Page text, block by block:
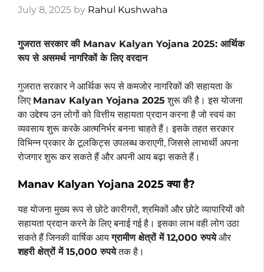
July 8, 2025 by Rahul Kushwaha
गुजरात सरकार की Manav Kalyan Yojana 2025: आर्थिक
रूप से असमर्थ नागरिकों के लिए वरदान
गुजरात सरकार ने आर्थिक रूप से कमजोर नागरिकों की सहायता के
लिए Manav Kalyan Yojana 2025 शुरू की है। इस योजना
का उद्देश्य उन लोगों को वित्तीय सहायता प्रदान करना है जो स्वयं का
व्यवसाय शुरू करके आत्मनिर्भर बनना चाहते हैं। इसके तहत सरकार
विभिन्न प्रकार के टूलकिट्स उपलब्ध कराएगी, जिससे लाभार्थी अपना
रोजगार शुरू कर सकते हैं और अपनी आय बढ़ा सकते हैं।
Manav Kalyan Yojana 2025 क्या है?
यह योजना मुख्य रूप से छोटे कारीगरों, श्रमिकों और छोटे व्यापारियों को
सहायता प्रदान करने के लिए बनाई गई है। इसका लाभ वही लोग उठा
सकते हैं जिनकी वार्षिक आयग्रामीण क्षेत्रों में 12,000 रुपयेऔर
शहरी क्षेत्रों में 15,000 रुपयेतक है।